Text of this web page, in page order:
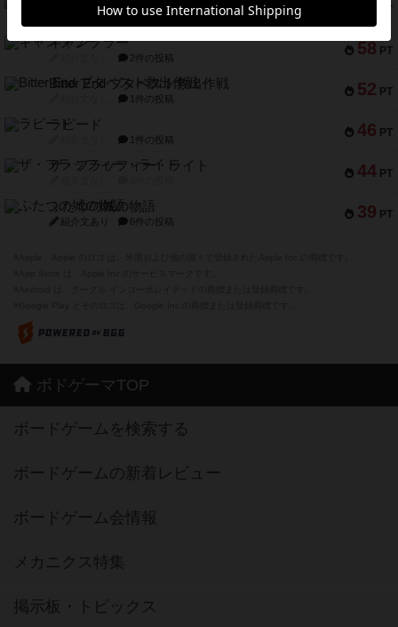
PT
紹介文あり 13件の投稿
58 PT
ギャンブラー
2件の投稿
52 PT
Bitter End ブタペスト救出作戦
1件の投稿
46 PT
ラピード
1件の投稿
44 PT
ザ・フラッフィー・ライト
39 PT
ふたつの城の物語
紹介文あり 6件の投稿
ボドゲーマTOP
ボードゲームを検索する
ボードゲームの新着レビュー
ボードゲーム会情報
メカニクス特集
掲示板・トピックス